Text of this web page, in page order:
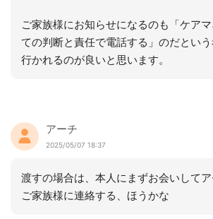
ご家族様にお知らせになるのも「ケア
ての判断と責任で電話する」のだとい
行かれるのが良いと思います。
アーチ
2025/05/07 18:37
渡すの場合は、本人にまずお会いして
ご家族様に連絡する、ほうかな